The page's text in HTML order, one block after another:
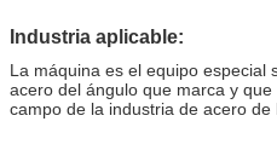
Industria aplicable:
La máquina es el equipo especial
acero del ángulo que marca y
campo de la industria de acero de